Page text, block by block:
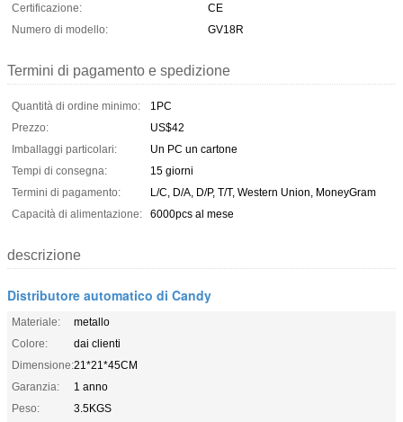
Certificazione:
CE
Numero di modello:
GV18R
Termini di pagamento e spedizione
Quantità di ordine minimo:
1PC
Prezzo:
US$42
Imballaggi particolari:
Un PC un cartone
Tempi di consegna:
15 giorni
Termini di pagamento:
L/C, D/A, D/P, T/T, Western Union, MoneyGram
Capacità di alimentazione:
6000pcs al mese
descrizione
Distributore automatico di Candy
Materiale:
metallo
Colore:
dai clienti
Dimensione:21*21*45CM
Garanzia:
1 anno
Peso:
3.5KGS